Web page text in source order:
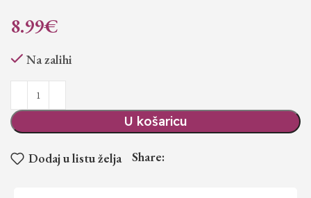
8.99€
Na zalihi
U košaricu
Dodaj u listu želja Share: